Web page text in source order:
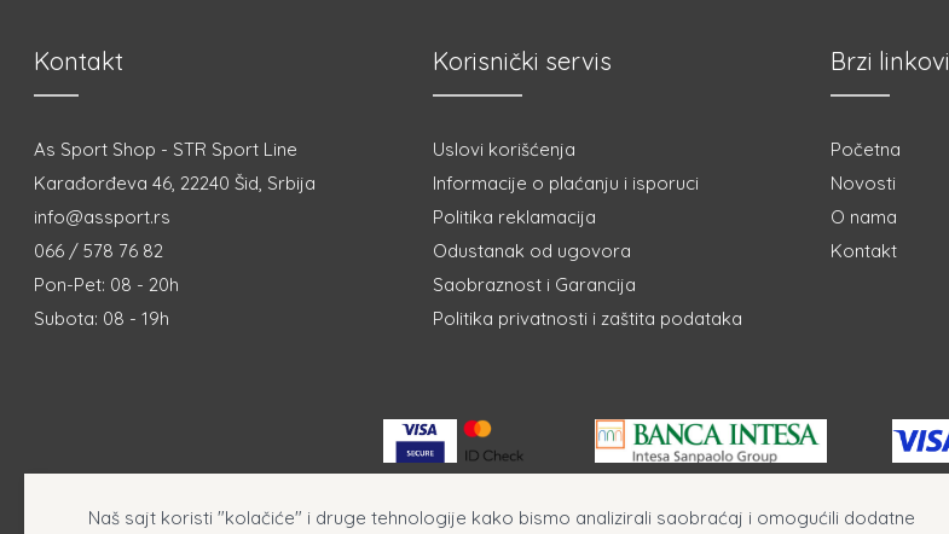
Kontakt
As Sport Shop - STR Sport Line
Karađorđeva 46, 22240 Šid, Srbija
info@assport.rs
066 / 578 76 82
Pon-Pet: 08 - 20h
Subota: 08 - 19h
Korisnički servis
Uslovi korišćenja
Informacije o plaćanju i isporuci
Politika reklamacija
Odustanak od ugovora
Saobraznost i Garancija
Politika privatnosti i zaštita podataka
Brzi linkovi
Početna
Novosti
O nama
Kontakt
Naš sajt koristi "kolačiće" i druge tehnologije kako bismo analizirali saobraćaj i omogućili dodatne